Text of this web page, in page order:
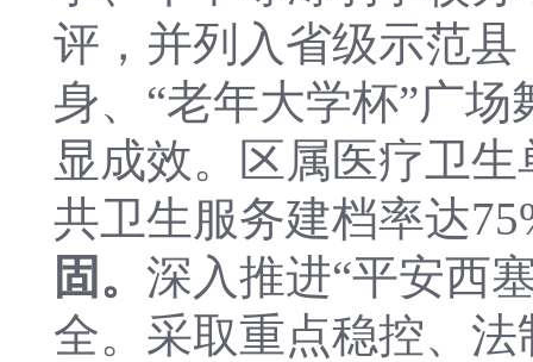
评，并列入省级示范
身、“老年大学杯”广
显成效。区属医疗卫
共卫生服务建档率达
固。 深入推进“平安西
全。采取重点稳控、